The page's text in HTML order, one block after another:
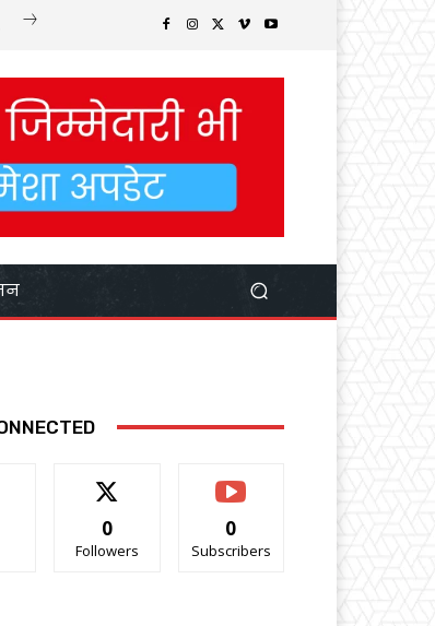
0
Followers
0
Subscribers